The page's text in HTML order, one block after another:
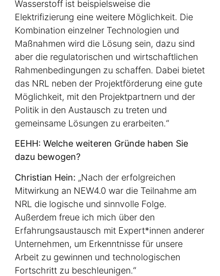
Wasserstoff ist beispielsweise die
Elektrifizierung eine weitere Möglichkeit. Die
Kombination einzelner Technologien und
Maßnahmen wird die Lösung sein, dazu sind
aber die regulatorischen und wirtschaftlichen
Rahmenbedingungen zu schaffen. Dabei bietet
das NRL neben der Projektförderung eine gute
Möglichkeit, mit den Projektpartnern und der
Politik in den Austausch zu treten und
gemeinsame Lösungen zu erarbeiten.“
EEHH: Welche weiteren Gründe haben Sie
dazu bewogen?
Christian Hein: „Nach der erfolgreichen
Mitwirkung an NEW4.0 war die Teilnahme am
NRL die logische und sinnvolle Folge.
Außerdem freue ich mich über den
Erfahrungsaustausch mit Expert*innen anderer
Unternehmen, um Erkenntnisse für unsere
Arbeit zu gewinnen und technologischen
Fortschritt zu beschleunigen.“